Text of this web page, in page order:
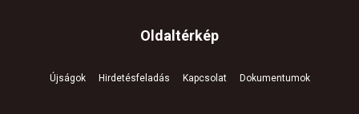
Oldaltérkép
Újságok Hirdetésfeladás Kapcsolat Dokumentumok